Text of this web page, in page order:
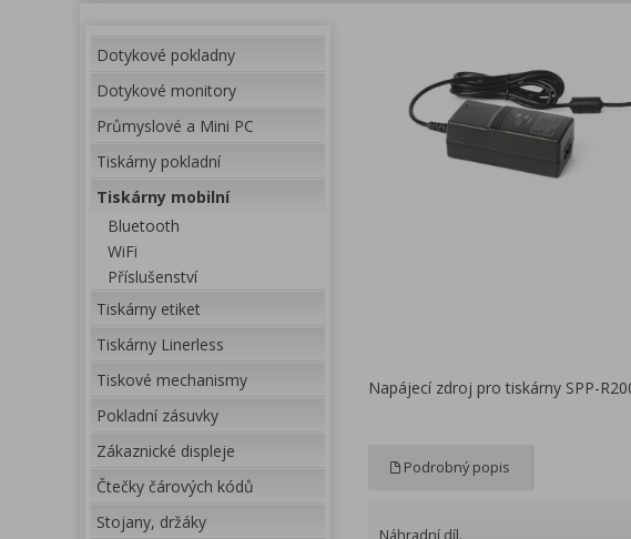
Dotykové pokladny
Dotykové monitory
Průmyslové a Mini PC
Tiskárny pokladní
Tiskárny mobilní
Bluetooth
WiFi
Příslušenství
Tiskárny etiket
Tiskárny Linerless
Tiskové mechanismy
Pokladní zásuvky
Zákaznické displeje
Čtečky čárových kódů
Stojany, držáky
Napájecí zdroj pro tiskárny SPP-
Podrobný popis
Náhradní díl.